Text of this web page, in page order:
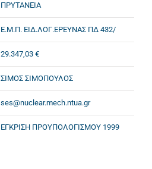
ΠΡΥΤΑΝΕΙΑ
Ε.Μ.Π. ΕΙΔ.ΛΟΓ.ΕΡΕΥΝΑΣ ΠΔ 432/
29.347,03 €
ΣΙΜΟΣ ΣΙΜΟΠΟΥΛΟΣ
ses@nuclear.mech.ntua.gr
ΕΓΚΡΙΣΗ ΠΡΟΥΠΟΛΟΓΙΣΜΟΥ 1999